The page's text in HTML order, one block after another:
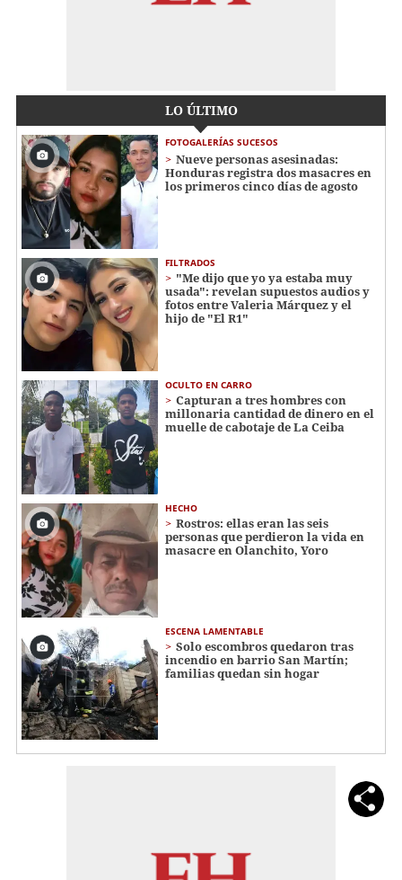
LO ÚLTIMO
FOTOGALERÍAS SUCESOS
Nueve personas asesinadas:
Honduras registra dos masacres en
los primeros cinco días de agosto
FILTRADOS
"Me dijo que yo ya estaba muy
usada": revelan supuestos audios y
fotos entre Valeria Márquez y el
hijo de "El R1"
OCULTO EN CARRO
Capturan a tres hombres con
millonaria cantidad de dinero en el
muelle de cabotaje de La Ceiba
HECHO
Rostros: ellas eran las seis
personas que perdieron la vida en
masacre en Olanchito, Yoro
ESCENA LAMENTABLE
Solo escombros quedaron tras
incendio en barrio San Martín;
familias quedan sin hogar